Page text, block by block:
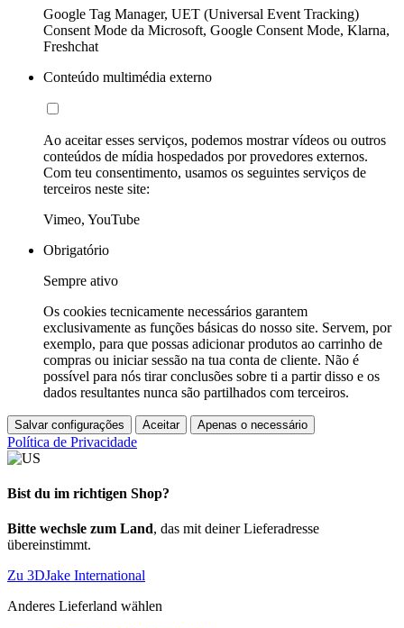
Google Tag Manager, UET (Universal Event Tracking)
Consent Mode da Microsoft, Google Consent Mode, Klarna,
Freshchat
Conteúdo multimédia externo
Ao aceitar esses serviços, podemos mostrar vídeos ou outros
conteúdos de mídia hospedados por provedores externos.
Com teu consentimento, usamos os seguintes serviços de
terceiros neste site:
Vimeo, YouTube
Obrigatório
Sempre ativo
Os cookies tecnicamente necessários garantem
exclusivamente as funções básicas do nosso site. Servem, por
exemplo, para que possas adicionar produtos ao carrinho de
compras ou iniciar sessão na tua conta de cliente. Não é
possível para nós tirar conclusões sobre ti a partir disso e os
dados resultantes nunca são partilhados com terceiros.
Salvar configurações Aceitar Apenas o necessário
Política de Privacidade
Bist du im richtigen Shop?
Bitte wechsle zum Land, das mit deiner Lieferadresse
übereinstimmt.
Zu 3DJake International
Anderes Lieferland wählen